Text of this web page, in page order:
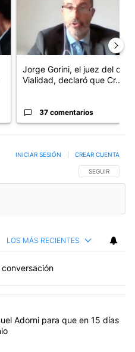
Jorge Gorini, el juez del caso
Vialidad, declaró que Cr...
37 comentarios
SIGA ESTA
SEGUIR
INICIAR SESIÓN CREAR CUENTA
LOS MÁS RECIENTES
conversación
con más comentarios en los
"El fiscal intimó a Manuel
Adorni para que en 15 días